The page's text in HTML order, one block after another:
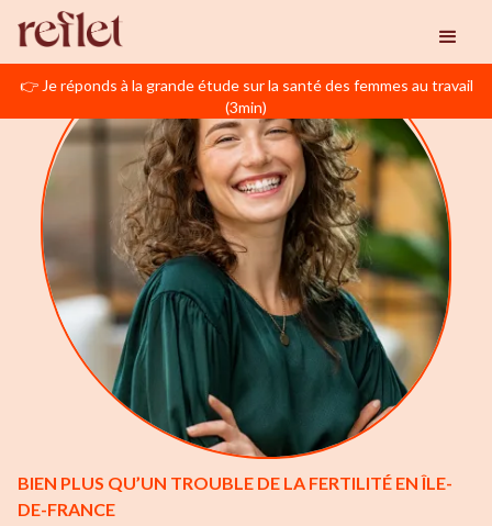
👉 Je réponds à la grande étude sur la santé des femmes au travail
(3min)
BIEN PLUS QU’UN TROUBLE DE LA FERTILITÉ EN ÎLE-
DE-FRANCE